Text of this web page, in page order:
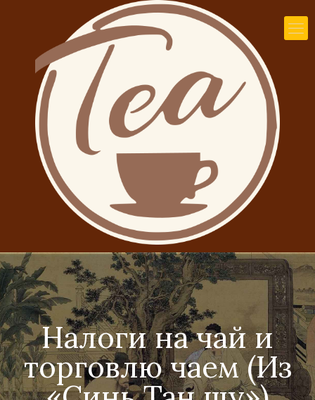
Налоги на чай и
торговлю чаем (Из